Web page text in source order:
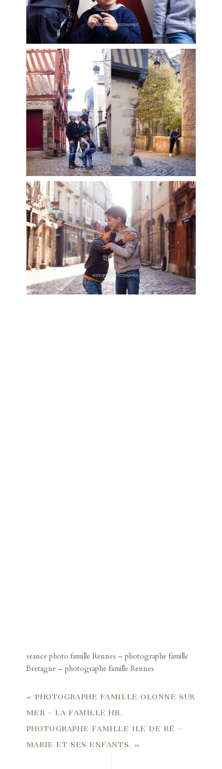
seance photo famille Rennes – photographe famille
Bretagne – photographe famille Rennes
« PHOTOGRAPHE FAMILLE OLONNE SUR
MER – LA FAMILLE HB.
PHOTOGRAPHE FAMILLE ILE DE RÉ –
MARIE ET SES ENFANTS. »